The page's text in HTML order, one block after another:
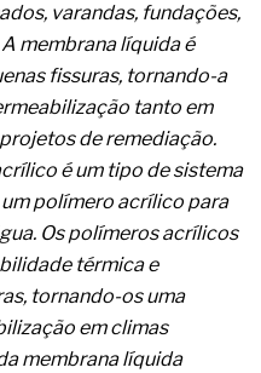
mais humana
varandas, fundações,
membrana líquida é
fissuras, tornando-a
tanto em
de remediação.
é um tipo de sistema
polímero acrílico para
Os polímeros acrílicos
térmica e
tornando-os uma
em climas
membrana líquida